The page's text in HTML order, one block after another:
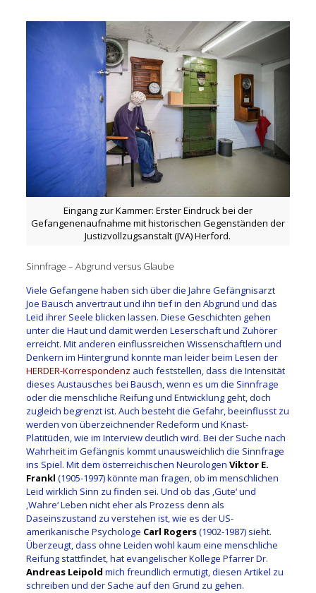
Eingang zur Kammer: Erster Eindruck bei der
Gefangenenaufnahme mit historischen Gegenständen der
Justizvollzugsanstalt (JVA) Herford.
Sinnfrage – Abgrund versus Glaube
Viele Gefangene haben sich über die Jahre Gefängnisarzt
Joe Bausch anvertraut und ihn tief in den Abgrund und das
Leid ihrer Seele blicken lassen. Diese Geschichten gehen
unter die Haut und damit werden Leserschaft und Zuhörer
erreicht. Mit anderen einflussreichen Wissenschaftlern und
Denkern im Hintergrund konnte man leider beim Lesen der
HERDER-Korrespondenz auch feststellen, dass die Intensität
dieses Austausches bei Bausch, wenn es um die Sinnfrage
oder die menschliche Reifung und Entwicklung geht, doch
zugleich begrenzt ist. Auch besteht die Gefahr, beeinflusst zu
werden von überzeichnender Redeform und Knast-
Platitüden, wie im Interview deutlich wird. Bei der Suche nach
Wahrheit im Gefängnis kommt unausweichlich die Sinnfrage
ins Spiel. Mit dem österreichischen Neurologen Viktor E.
Frankl (1905-1997) könnte man fragen, ob im menschlichen
Leid wirklich Sinn zu finden sei. Und ob das ‚Gute‘ und
‚Wahre‘ Leben nicht eher als Prozess denn als
Daseinszustand zu verstehen ist, wie es der US-
amerikanische Psychologe Carl Rogers(1902-1987) sieht.
Überzeugt, dass ohne Leiden wohl kaum eine menschliche
Reifung stattfindet, hat evangelischer Kollege Pfarrer Dr.
Andreas Leipold mich freundlich ermutigt, diesen Artikel zu
schreiben und der Sache auf den Grund zu gehen.